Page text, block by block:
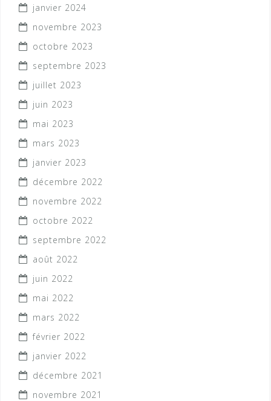
janvier 2024
novembre 2023
octobre 2023
septembre 2023
juillet 2023
juin 2023
mai 2023
mars 2023
janvier 2023
décembre 2022
novembre 2022
octobre 2022
septembre 2022
août 2022
juin 2022
mai 2022
mars 2022
février 2022
janvier 2022
décembre 2021
novembre 2021